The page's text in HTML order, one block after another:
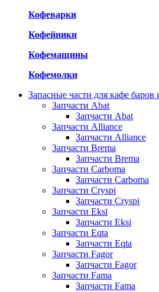
Кофеварки
Кофейники
Кофемашины
Кофемолки
Запасные части для кафе баров
Запчасти Abat
Запчасти Abat
Запчасти Alliance
Запчасти Alliance
Запчасти Brema
Запчасти Brema
Запчасти Carboma
Запчасти Carboma
Запчасти Cryspi
Запчасти Cryspi
Запчасти Eksi
Запчасти Eksi
Запчасти Eqta
Запчасти Eqta
Запчасти Fagor
Запчасти Fagor
Запчасти Fama
Запчасти Fama